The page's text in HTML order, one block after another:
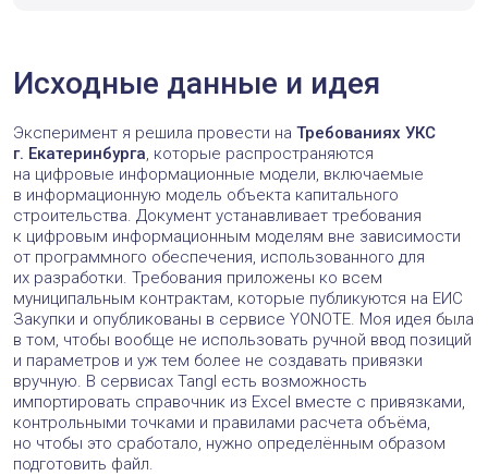
Исходные данные и идея
Эксперимент я решила провести на Требованиях УКС
г. Екатеринбурга, которые распространяются
на цифровые информационные модели, включаемые
в информационную модель объекта капитального
строительства. Документ устанавливает требования
к цифровым информационным моделям вне зависимости
от программного обеспечения, использованного для
их разработки. Требования приложены ко всем
муниципальным контрактам, которые публикуются на ЕИС
Закупки и опубликованы в сервисе YONOTE. Моя идея была
в том, чтобы вообще не использовать ручной ввод позиций
и параметров и уж тем более не создавать привязки
вручную. В сервисах Tangl есть возможность
импортировать справочник из Excel вместе с привязками,
контрольными точками и правилами расчета объёма,
но чтобы это сработало, нужно определённым образом
подготовить файл.